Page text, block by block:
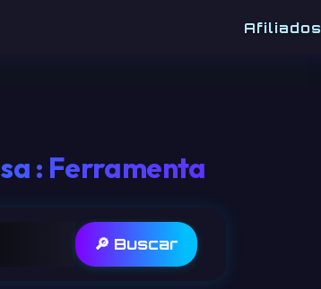
Afiliados
: Ferramenta
🔎 Buscar